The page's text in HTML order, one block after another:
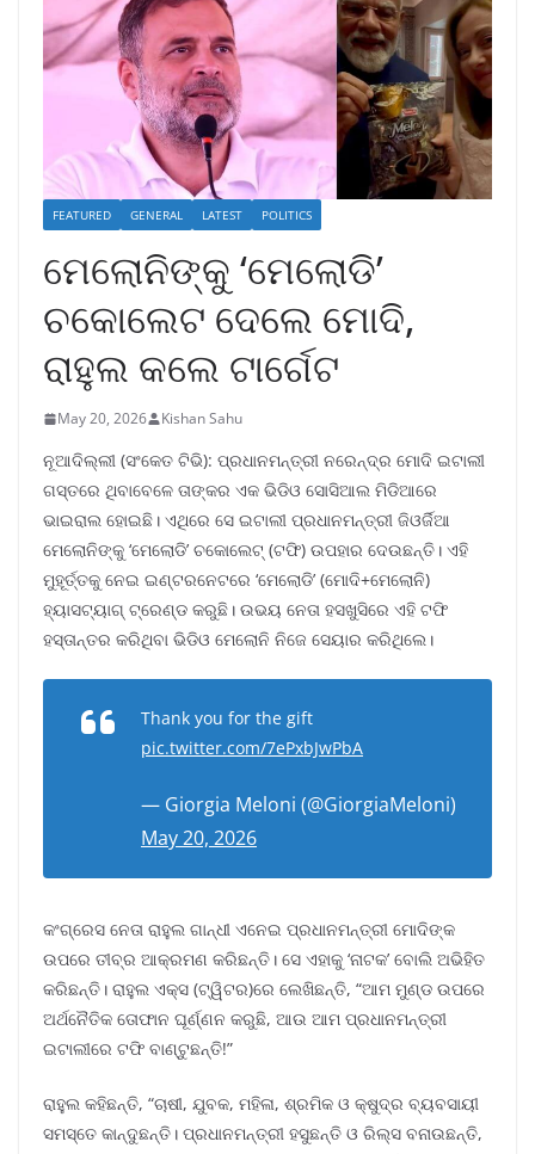
FEATURED GENERAL LATEST POLITICS
ମେଲୋନିଙ୍କୁ ‘ମେଲୋଡି’
ଚକୋଲେଟ ଦେଲେ ମୋଦି,
ରାହୁଲ କଲେ ଟାର୍ଗେଟ
May 20, 2026 Kishan Sahu
ନୂଆଦିଲ୍ଲୀ (ସଂକେତ ଟିଭି): ପ୍ରଧାନମନ୍ତ୍ରୀ ନରେନ୍ଦ୍ର ମୋଦି ଇଟାଲୀ
ଗସ୍ତରେ ଥିବାବେଳେ ତାଙ୍କର ଏକ ଭିଡିଓ ସୋସିଆଲ ମିଡିଆରେ
ଭାଇରାଲ ହୋଇଛି। ଏଥିରେ ସେ ଇଟାଲୀ ପ୍ରଧାନମନ୍ତ୍ରୀ ଜିଓର୍ଜିଆ
ମେଲୋନିଙ୍କୁ ‘ମେଲୋଡି’ ଚକୋଲେଟ୍ (ଟଫି) ଉପହାର ଦେଉଛନ୍ତି। ଏହି
ମୁହୂର୍ତ୍ତକୁ ନେଇ ଇଣ୍ଟରନେଟରେ ‘ମେଲୋଡି’ (ମୋଦି+ମେଲୋନି)
ହ୍ୟାସଟ୍ୟାଗ୍ ଟ୍ରେଣ୍ଡ କରୁଛି। ଉଭୟ ନେତା ହସଖୁସିରେ ଏହି ଟଫି
ହସ୍ତାନ୍ତର କରିଥିବା ଭିଡିଓ ମେଲୋନି ନିଜେ ସେୟାର କରିଥିଲେ।
Thank you for the gift
pic.twitter.com/7ePxbJwPbA
— Giorgia Meloni (@GiorgiaMeloni)
May 20, 2026
କଂଗ୍ରେସ ନେତା ରାହୁଲ ଗାନ୍ଧୀ ଏନେଇ ପ୍ରଧାନମନ୍ତ୍ରୀ ମୋଦିଙ୍କ
ଉପରେ ତୀବ୍ର ଆକ୍ରମଣ କରିଛନ୍ତି। ସେ ଏହାକୁ ‘ନାଟକ’ ବୋଲି ଅଭିହିତ
କରିଛନ୍ତି। ରାହୁଲ ଏକ୍ସ (ଟ୍ୱିଟର)ରେ ଲେଖିଛନ୍ତି, “ଆମ ମୁଣ୍ଡ ଉପରେ
ଅର୍ଥନୈତିକ ତୋଫାନ ଘୂର୍ଣ୍ଣନ କରୁଛି, ଆଉ ଆମ ପ୍ରଧାନମନ୍ତ୍ରୀ
ଇଟାଲୀରେ ଟଫି ବାଣ୍ଟୁଛନ୍ତି!”
ରାହୁଲ କହିଛନ୍ତି, “ଚାଷୀ, ଯୁବକ, ମହିଳା, ଶ୍ରମିକ ଓ କ୍ଷୁଦ୍ର ବ୍ୟବସାୟୀ
ସମସ୍ତେ କାନ୍ଦୁଛନ୍ତି। ପ୍ରଧାନମନ୍ତ୍ରୀ ହସୁଛନ୍ତି ଓ ରିଲ୍ସ ବନାଉଛନ୍ତି,